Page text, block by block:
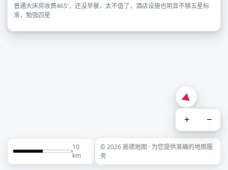
普通大床房收费465'，还没早餐，太不值了，酒店设施也明显不够五星标
准，勉强四星
+ −
10
km
© 2026 高德地图 · 为您提供准确的地图服
务